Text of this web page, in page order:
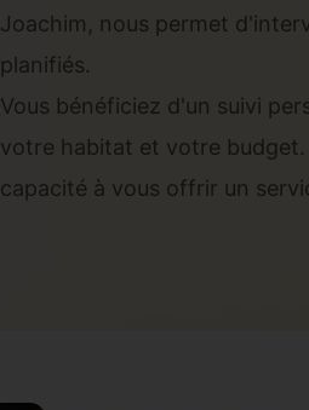
Joachim, nous permet
planifiés.
Vous bénéficiez d'un suivi
votre habitat et votre
capacité à vous offrir un